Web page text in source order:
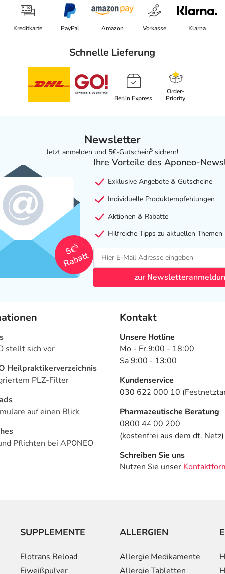
Kreditkarte PayPal Amazon Vorkasse Klarna
Schnelle Lieferung
Berlin Express
Order-
Priority
Newsletter
Jetzt anmelden und 5€-Gutschein5 sichern!
5€
5
Rabatt
Ihre Vorteile des Aponeo-
Exklusive Angebote & Gutscheine
Individuelle Produktempfehlungen
Aktionen & Rabatte
Hilfreiche Tipps zu aktuellen Themen
zur
stellt sich vor
Heilpraktikerverzeichnis
PLZ-Filter
auf einen Blick
Pflichten bei APONEO
Kontakt
Unsere Hotline
Mo - Fr 9:00 - 18:00
Sa 9:00 - 13:00
Kundenservice
030 622 000 10
Pharmazeutische Beratung
0800 44 00 200
(kostenfrei aus dem dt. Netz)
Schreiben Sie uns
Nutzen Sie unser
SUPPLEMENTE
Elotrans Reload
Eiweißpulver
ALLERGIEN
Allergie Medikamente
Allergie Tabletten